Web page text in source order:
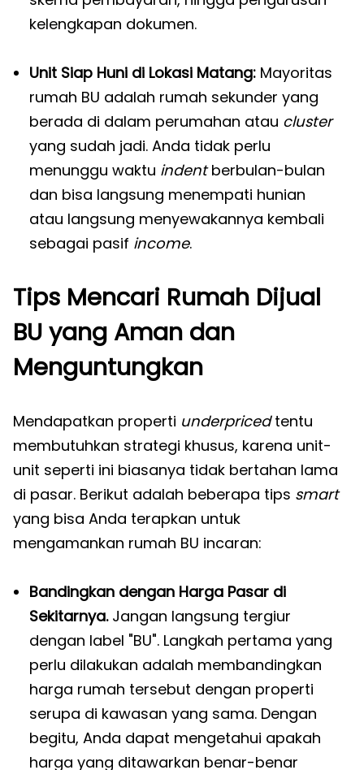
kelengkapan dokumen.
Unit Siap Huni di Lokasi Matang: Mayoritas
rumah BU adalah rumah sekunder yang
berada di dalam perumahan atau cluster
yang sudah jadi. Anda tidak perlu
menunggu waktu indentberbulan-bulan
dan bisa langsung menempati hunian
atau langsung menyewakannya kembali
sebagai pasif income.
Tips Mencari Rumah Dijual
BU yang Aman dan
Menguntungkan
Mendapatkan properti underpricedtentu
membutuhkan strategi khusus, karena unit-
unit seperti ini biasanya tidak bertahan lama
di pasar. Berikut adalah beberapa tips smart
yang bisa Anda terapkan untuk
mengamankan rumah BU incaran:
Bandingkan dengan Harga Pasar di
Sekitarnya. Jangan langsung tergiur
dengan label "BU". Langkah pertama yang
perlu dilakukan adalah membandingkan
harga rumah tersebut dengan properti
serupa di kawasan yang sama. Dengan
begitu, Anda dapat mengetahui apakah
harga yang ditawarkan benar-benar